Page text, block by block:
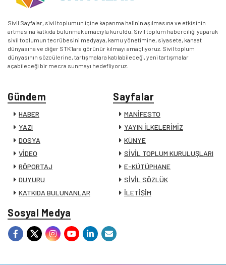
Sivil Sayfalar, sivil toplumun içine kapanma halinin aşılmasına ve etkisinin
artmasına katkıda bulunmak amacıyla kuruldu. Sivil toplum haberciliği yaparak
sivil toplumun tecrübesini medyaya, kamu yönetimine, siyasete, kanaat
dünyasına ve diğer STK’lara görünür kılmayı amaçlıyoruz. Sivil toplum
dünyasının sözcülerine, tartışmalara katılabileceği, yeni tartışmalar
açabileceği bir mecra sunmayı hedefliyoruz.
Gündem
HABER
YAZI
DOSYA
VİDEO
RÖPORTAJ
DUYURU
KATKIDA BULUNANLAR
Sayfalar
MANİFESTO
YAYIN İLKELERİMİZ
KÜNYE
SİVİL TOPLUM KURULUŞLARI
E-KÜTÜPHANE
SİVİL SÖZLÜK
İLETİŞİM
Sosyal Medya